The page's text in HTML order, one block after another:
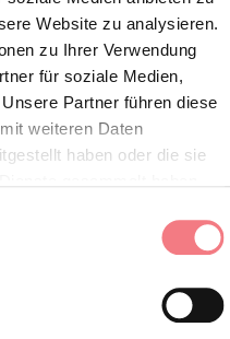
Website zu analysieren.
zu Ihrer Verwendung
für soziale Medien,
Partner führen diese
weiteren Daten
haben oder die sie
Der